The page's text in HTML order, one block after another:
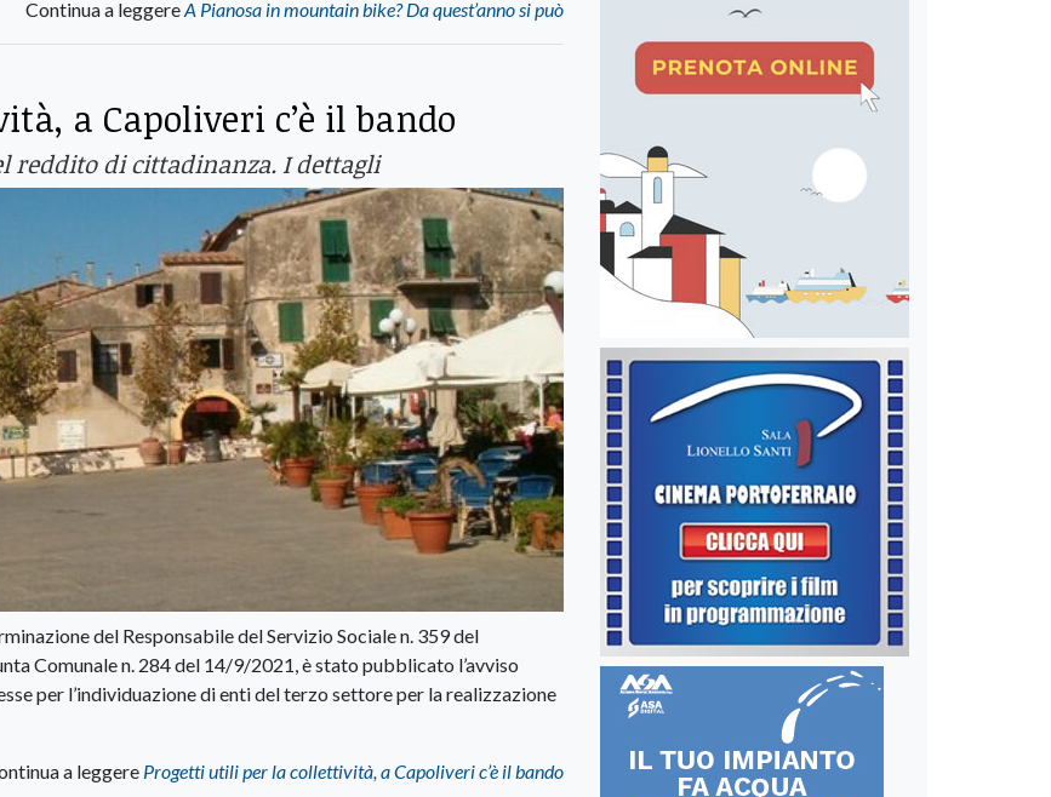
Continua a leggereA Pianosa in mountain bike? Da quest’anno si può
a Capoliveri c’è il bando
reddito di cittadinanza. I dettagli
del Responsabile del Servizio Sociale n. 359 del
Comunale n. 284 del 14/9/2021, è stato pubblicato l’avviso
per l’individuazione di enti del terzo settore per la realizzazione
a leggere Progetti utili per la collettività, a Capoliveri c’è il bando